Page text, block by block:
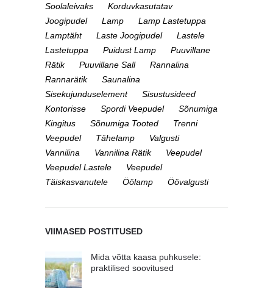
Soolaleivaks
Korduvkasutatav
Joogipudel
Lamp
Lamp Lastetuppa
Lamptäht
Laste Joogipudel
Lastele
Lastetuppa
Puidust Lamp
Puuvillane
Rätik
Puuvillane Sall
Rannalina
Rannarätik
Saunalina
Sisekujunduselement
Sisustusideed
Kontorisse
Spordi Veepudel
Sõnumiga
Kingitus
Sõnumiga Tooted
Trenni
Veepudel
Tähelamp
Valgusti
Vannilina
Vannilina Rätik
Veepudel
Veepudel Lastele
Veepudel
Täiskasvanutele
Öölamp Öövalgusti
VIIMASED POSTITUSED
Mida võtta kaasa puhkusele:
praktilised soovitused